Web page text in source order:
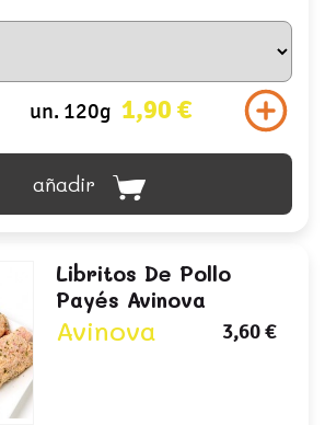
un. 120g 1,90 €
añadir
Libritos De Pollo
Payés Avinova
Avinova 3,60 €